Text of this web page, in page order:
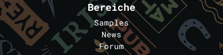
Bereiche
Samples
News
Forum